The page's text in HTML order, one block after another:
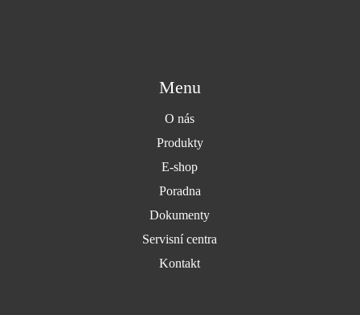
Menu
O nás
Produkty
E-shop
Poradna
Dokumenty
Servisní centra
Kontakt